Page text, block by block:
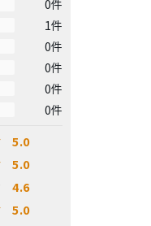
0件
1件
0件
0件
0件
0件
5.0
5.0
4.6
5.0